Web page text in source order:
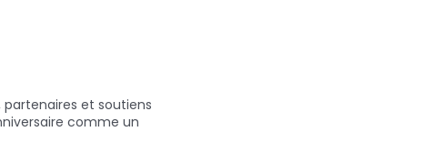
partenaires et soutiens
comme un